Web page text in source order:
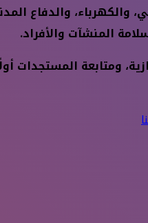
والدفاع
المنشآت والأفراد.
ومتابعة